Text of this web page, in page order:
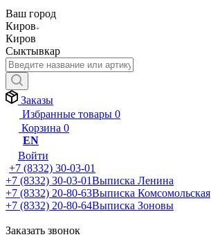
Ваш город
Киров
Киров
Сыктывкар
Заказы
Избранные товары 0
Корзина 0
EN
Войти
+7 (8332) 30-03-01
+7 (8332) 30-03-01Выписка Ленина
+7 (8332) 20-80-63Выписка Комсомольская
+7 (8332) 20-80-64Выписка Зоновы
Заказать звонок